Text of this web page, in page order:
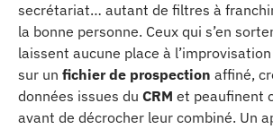
secrétariat… autant de filtres à
la bonne personne. Ceux qui s’en
laissent aucune place à
sur un fichier de prospection affiné,
données issues du CRM et peaufinent
avant de décrocher leur combiné. Un